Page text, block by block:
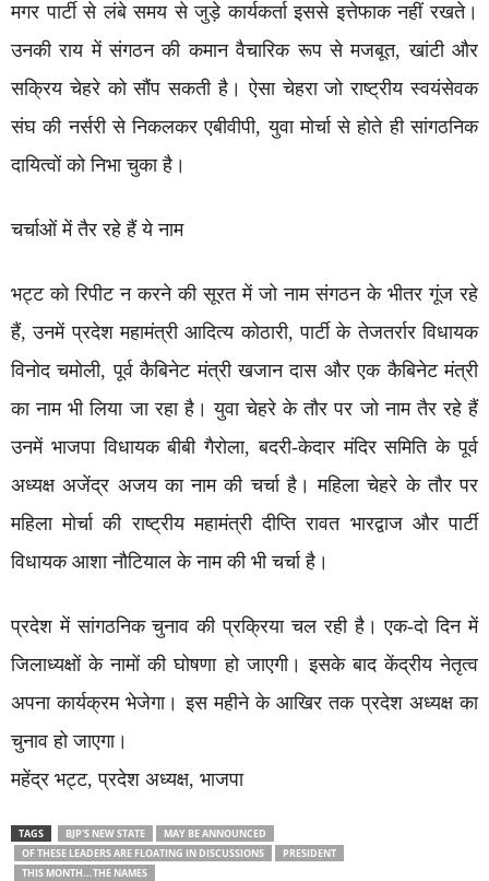
मगर पार्टी से लंबे समय से जुड़े कार्यकर्ता इससे इत्तेफाक नहीं रखते।
उनकी राय में संगठन की कमान वैचारिक रूप से मजबूत, खांटी और
सक्रिय चेहरे को सौंप सकती है। ऐसा चेहरा जो राष्ट्रीय स्वयंसेवक
संघ की नर्सरी से निकलकर एबीवीपी, युवा मोर्चा से होते ही सांगठनिक
दायित्वों को निभा चुका है।
चर्चाओं में तैर रहे हैं ये नाम
भट्ट को रिपीट न करने की सूरत में जो नाम संगठन के भीतर गूंज रहे
हैं, उनमें प्रदेश महामंत्री आदित्य कोठारी, पार्टी के तेजतर्रार विधायक
विनोद चमोली, पूर्व कैबिनेट मंत्री खजान दास और एक कैबिनेट मंत्री
का नाम भी लिया जा रहा है। युवा चेहरे के तौर पर जो नाम तैर रहे हैं
उनमें भाजपा विधायक बीबी गैरोला, बदरी-केदार मंदिर समिति के पूर्व
अध्यक्ष अजेंद्र अजय का नाम की चर्चा है। महिला चेहरे के तौर पर
महिला मोर्चा की राष्ट्रीय महामंत्री दीप्ति रावत भारद्वाज और पार्टी
विधायक आशा नौटियाल के नाम की भी चर्चा है।
प्रदेश में सांगठनिक चुनाव की प्रक्रिया चल रही है। एक-दो दिन में
जिलाध्यक्षों के नामों की घोषणा हो जाएगी। इसके बाद केंद्रीय नेतृत्व
अपना कार्यक्रम भेजेगा। इस महीने के आखिर तक प्रदेश अध्यक्ष का
चुनाव हो जाएगा।
महेंद्र भट्ट, प्रदेश अध्यक्ष, भाजपा
TAGS BJP'S NEW STATE
MAY BE ANNOUNCED
OF THESE LEADERS ARE FLOATING IN DISCUSSIONS
PRESIDENT
THIS MONTH...THE NAMES